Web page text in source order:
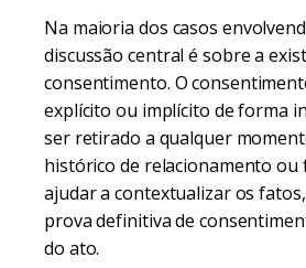
Na maioria dos casos
discussão central é sobre a
consentimento. O
explícito ou implícito de forma
ser retirado a qualquer
histórico de relacionamento ou
ajudar a contextualizar os
prova definitiva de
do ato.